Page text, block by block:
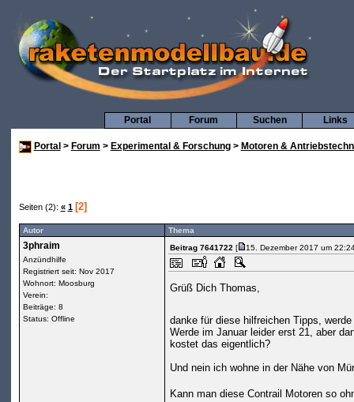
Links
Suchen
Forum
Portal
Portal > Forum > Experimental & Forschung> Motoren &
Seiten (2): « 1 [2]
Autor Thema
3phraim
Anzündhilfe
Registriert seit: Nov 2017
Wohnort: Moosburg
Verein:
Beiträge: 8
Status: Offline
Beitrag 7641722[ 15. Dezember 2017 um
Grüß Dich Thomas,
danke für diese hilfreichen Tipps,
Werde im Januar leider erst 21, aber
kostet das eigentlich?
Und nein ich wohne in der Nähe von
Kann man diese Contrail Motoren so